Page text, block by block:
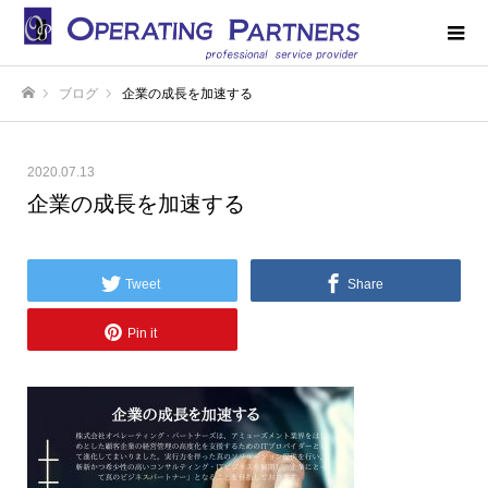
ブログ 企業の成長を加速する
2020.07.13
企業の成長を加速する
Tweet Share
Pin it